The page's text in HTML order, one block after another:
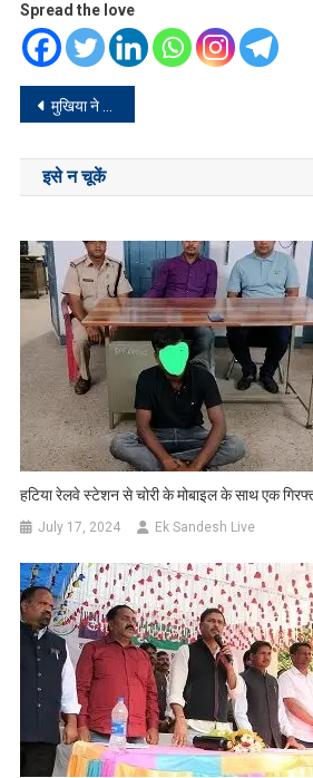
Spread the love
Post
navigation
मुखिया ने किया रक्त दान, कहा रक्त दान है महा दान
इसे न चूकें
हटिया रेलवे स्टेशन से चोरी के मोबाइल के साथ एक
July 17, 2024 Ek Sandesh Live